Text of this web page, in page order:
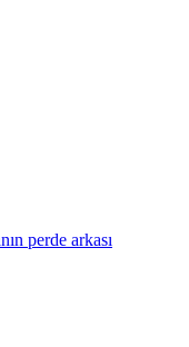
perde arkası